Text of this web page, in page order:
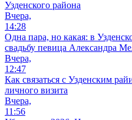
Узденского района
Вчера,
14:28
Одна пара, но какая: в
свадьбу певица Александра
Вчера,
12:47
Как связаться с Узденским
личного визита
Вчера,
11:56